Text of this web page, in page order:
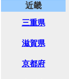
近畿
三重県
滋賀県
京都府